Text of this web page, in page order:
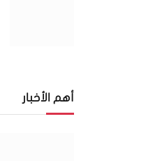
أهم الأخبار